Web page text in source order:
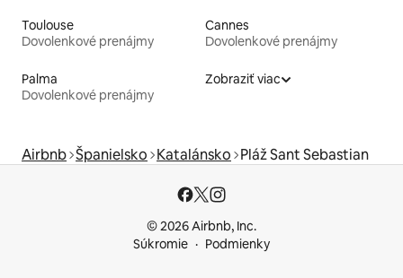
Toulouse
Dovolenkové prenájmy
Cannes
Dovolenkové prenájmy
Palma
Dovolenkové prenájmy
Zobraziť viac
Airbnb Španielsko Katalánsko Pláž Sant Sebastian
© 2026 Airbnb, Inc.
Súkromie
Podmienky